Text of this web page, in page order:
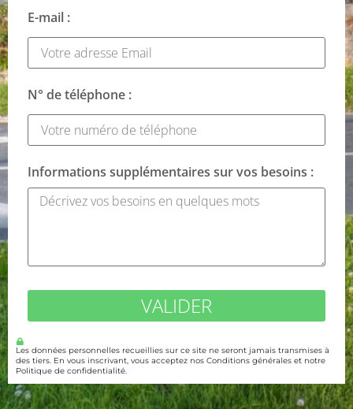
E-mail :
N° de téléphone :
Informations supplémentaires sur vos besoins :
VALIDER
Les données personnelles recueillies sur ce site ne seront jamais transmises à
des tiers. En vous inscrivant, vous acceptez nos Conditions générales et notre
Politique de confidentialité.